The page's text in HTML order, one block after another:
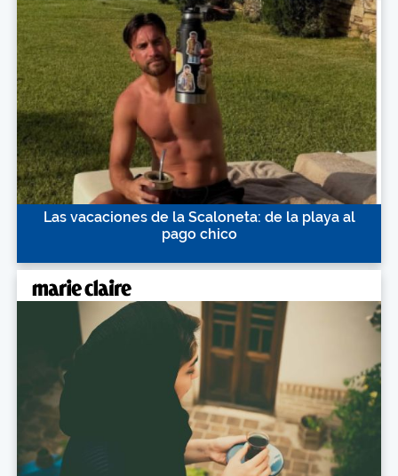
Las vacaciones de la Scaloneta: de la playa al
pago chico